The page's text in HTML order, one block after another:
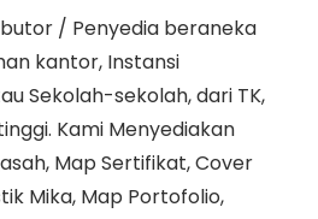
/ Penyedia beraneka
kantor, Instansi
Sekolah-sekolah, dari TK,
Kami Menyediakan
Map Sertifikat, Cover
Mika, Map Portofolio,